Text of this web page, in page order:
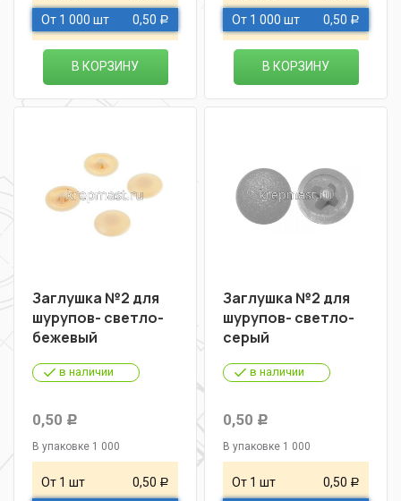
От 1 000 шт 0,50 Р
В КОРЗИНУ
От 1 000 шт 0,50 Р
В КОРЗИНУ
Заглушка №2 для
шурупов- светло-
бежевый
в наличии
0,50 Р
В упаковке 1 000
От 1 шт 0,50 Р
Заглушка №2 для
шурупов- светло-
серый
в наличии
0,50 Р
В упаковке 1 000
От 1 шт 0,50 Р